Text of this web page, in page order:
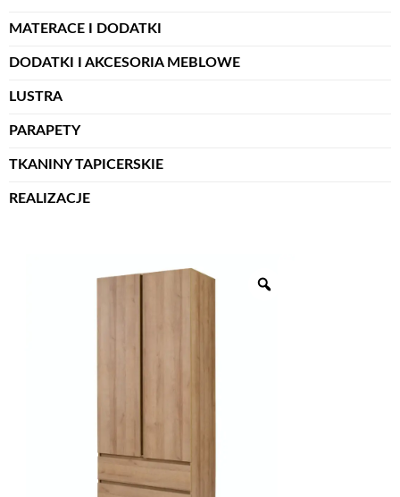
MATERACE I DODATKI
DODATKI I AKCESORIA MEBLOWE
LUSTRA
PARAPETY
TKANINY TAPICERSKIE
REALIZACJE